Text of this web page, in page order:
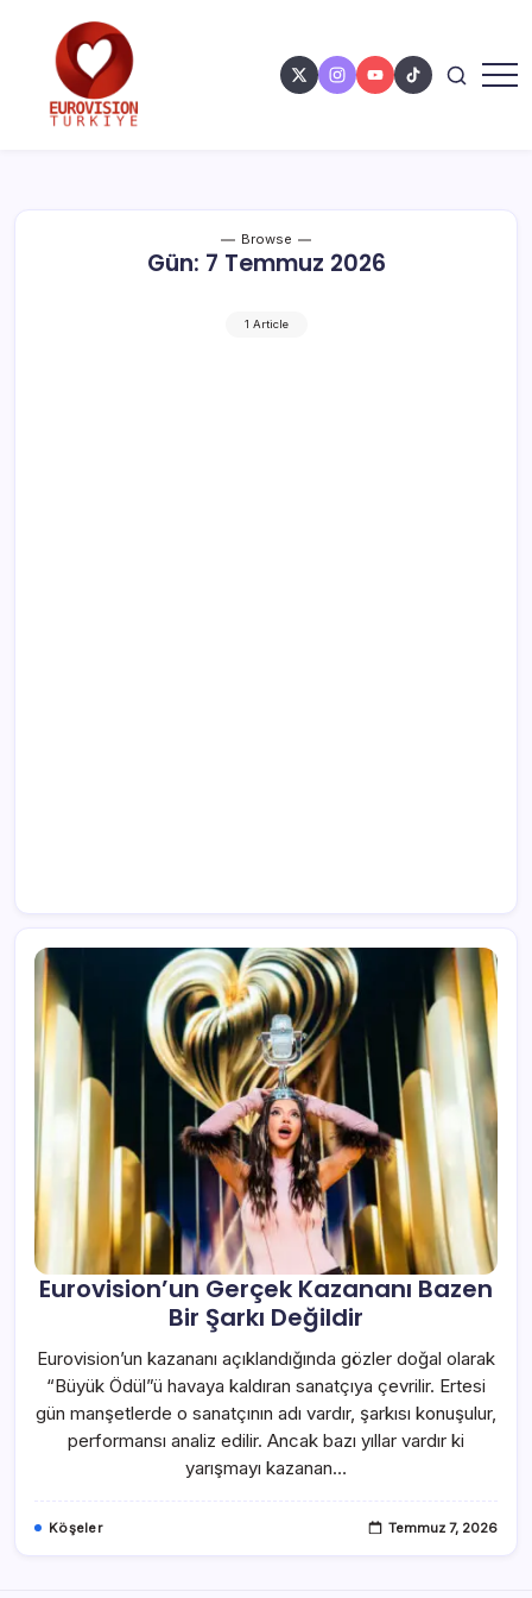
Browse
Gün: 7 Temmuz 2026
1 Article
Eurovision’un Gerçek Kazananı Bazen
Bir Şarkı Değildir
Eurovision’un kazananı açıklandığında gözler doğal olarak
“Büyük Ödül”ü havaya kaldıran sanatçıya çevrilir. Ertesi
gün manşetlerde o sanatçının adı vardır, şarkısı konuşulur,
performansı analiz edilir. Ancak bazı yıllar vardır ki
yarışmayı kazanan…
Köşeler Temmuz 7, 2026